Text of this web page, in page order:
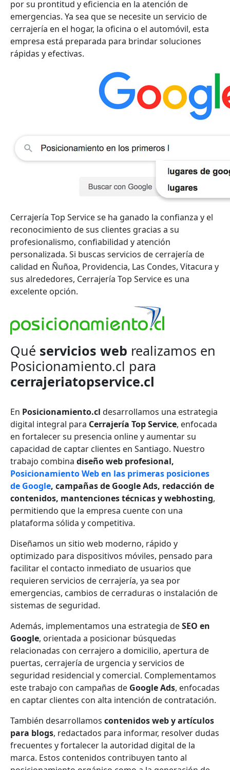
por su prontitud y eficiencia en la atención de
emergencias. Ya sea que se necesite un servicio de
cerrajería en el hogar, la oficina o el automóvil, esta
empresa está preparada para brindar soluciones
rápidas y efectivas.
Cerrajería Top Service se ha ganado la confianza y el
reconocimiento de sus clientes gracias a su
profesionalismo, confiabilidad y atención
personalizada. Si buscas servicios de cerrajería de
calidad en Ñuñoa, Providencia, Las Condes, Vitacura y
sus alrededores, Cerrajería Top Service es una
excelente opción.
Qué servicios web realizamos en
Posicionamiento.cl para
cerrajeriatopservice.cl
En Posicionamiento.cl desarrollamos una estrategia
digital integral para Cerrajería Top Service, enfocada
en fortalecer su presencia online y aumentar su
capacidad de captar clientes en Santiago. Nuestro
trabajo combina diseño web profesional,
Posicionamiento Web en las primeras posiciones
de Google, campañas de Google Ads, redacción de
contenidos, mantenciones técnicas y webhosting,
permitiendo que la empresa cuente con una
plataforma sólida y competitiva.
Diseñamos un sitio web moderno, rápido y
optimizado para dispositivos móviles, pensado para
facilitar el contacto inmediato de usuarios que
requieren servicios de cerrajería, ya sea por
emergencias, cambios de cerraduras o instalación de
sistemas de seguridad.
Además, implementamos una estrategia deSEO en
Google, orientada a posicionar búsquedas
relacionadas con cerrajero a domicilio, apertura de
puertas, cerrajería de urgencia y servicios de
seguridad residencial y comercial. Complementamos
este trabajo con campañas de Google Ads, enfocadas
en captar clientes con alta intención de contratación.
También desarrollamos contenidos web y artículos
para blogs, redactados para informar, resolver dudas
frecuentes y fortalecer la autoridad digital de la
marca. Estos contenidos contribuyen tanto al